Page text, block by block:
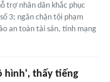
trợ nhân dân khắc phục
3; ngăn chặn tội phạm
an toàn tài sản, tính mạng
hình', thấy tiếng